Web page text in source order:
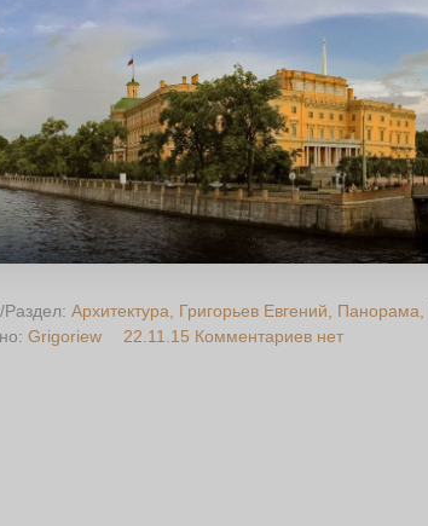
Архитектура Григорьев Евгений Панорама
Grigoriew 22.11.15 Комментариев нет